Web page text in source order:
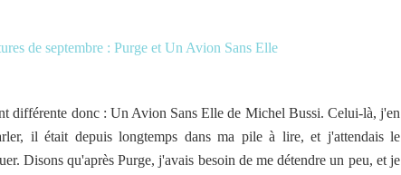
différente donc : Un Avion Sans Elle de Michel Bussi. Celui-là, j'en
il était depuis longtemps dans ma pile à lire, et j'attendais le
Disons qu'après Purge, j'avais besoin de me détendre un peu, et je